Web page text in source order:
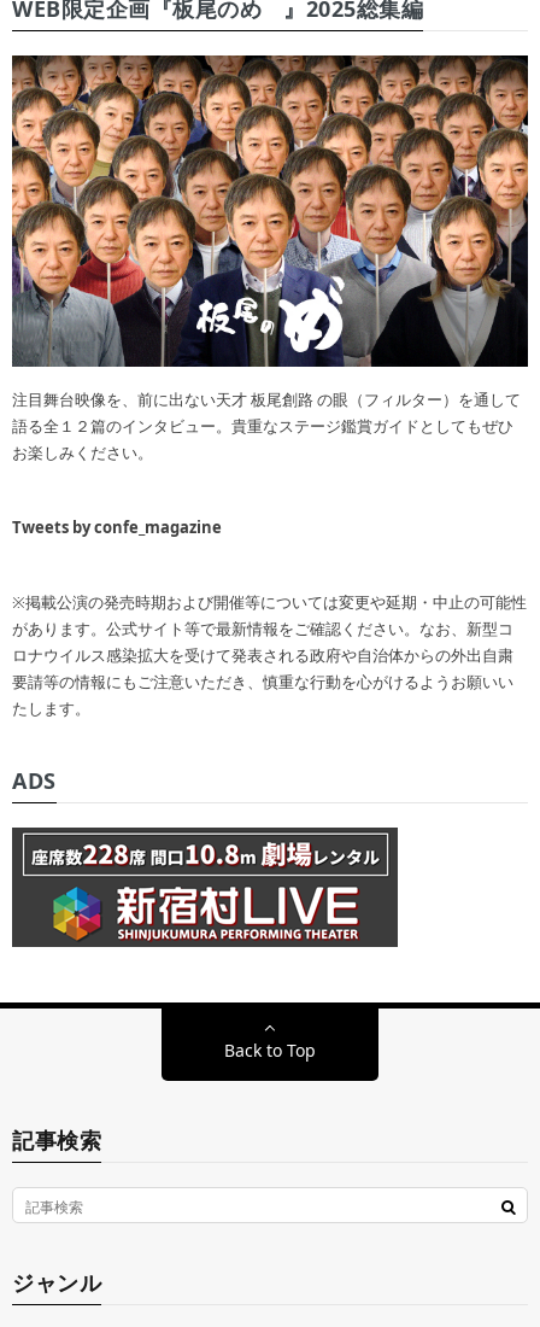
WEB限定企画『板尾のめ゙』2025総集編
注目舞台映像を、前に出ない天才 板尾創路 の眼（フィルター）を通して
語る全１２篇のインタビュー。貴重なステージ鑑賞ガイドとしてもぜひ
お楽しみください。
Tweets by confe_magazine
※掲載公演の発売時期および開催等については変更や延期・中止の可能性
があります。公式サイト等で最新情報をご確認ください。なお、新型コ
ロナウイルス感染拡大を受けて発表される政府や自治体からの外出自粛
要請等の情報にもご注意いただき、慎重な行動を心がけるようお願いい
たします。
ADS
Back to Top
記事検索
ジャンル